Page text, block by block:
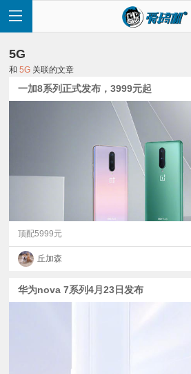
讯
评
5G
和5G 关联的文章
一加8系列正式发布，3999元起
顶配5999元
丘加森
华为nova 7系列4月23日发布